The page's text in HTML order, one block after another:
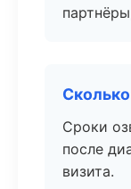
Сроки
после
визита.